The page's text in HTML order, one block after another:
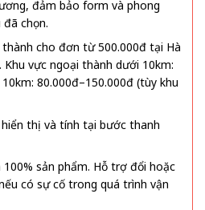
đảm bảo form và phong
chọn.
cho đơn từ 500.000đ tại Hà
Khu vực ngoại thành dưới 10km:
80.000đ–150.000đ (tùy khu
thị và tính tại bước thanh
sản phẩm. Hỗ trợ đổi hoặc
có sự cố trong quá trình vận